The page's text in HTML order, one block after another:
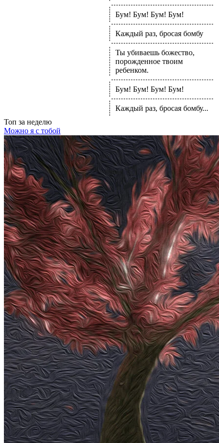
Бум! Бум! Бум! Бум!
Каждый раз, бросая бомбу
Ты убиваешь божество,
порожденное твоим
ребенком.
Бум! Бум! Бум! Бум!
Каждый раз, бросая бомбу...
Топ за неделю
Можно я с тобой